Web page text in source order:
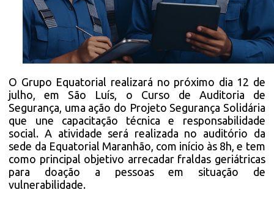
O Grupo Equatorial realizará no próximo dia 12 de
julho, em São Luís, o Curso de Auditoria de
Segurança, uma ação do Projeto Segurança Solidária
que une capacitação técnica e responsabilidade
social. A atividade será realizada no auditório da
sede da Equatorial Maranhão, com início às 8h, e tem
como principal objetivo arrecadar fraldas geriátricas
para doação a pessoas em situação de
vulnerabilidade.